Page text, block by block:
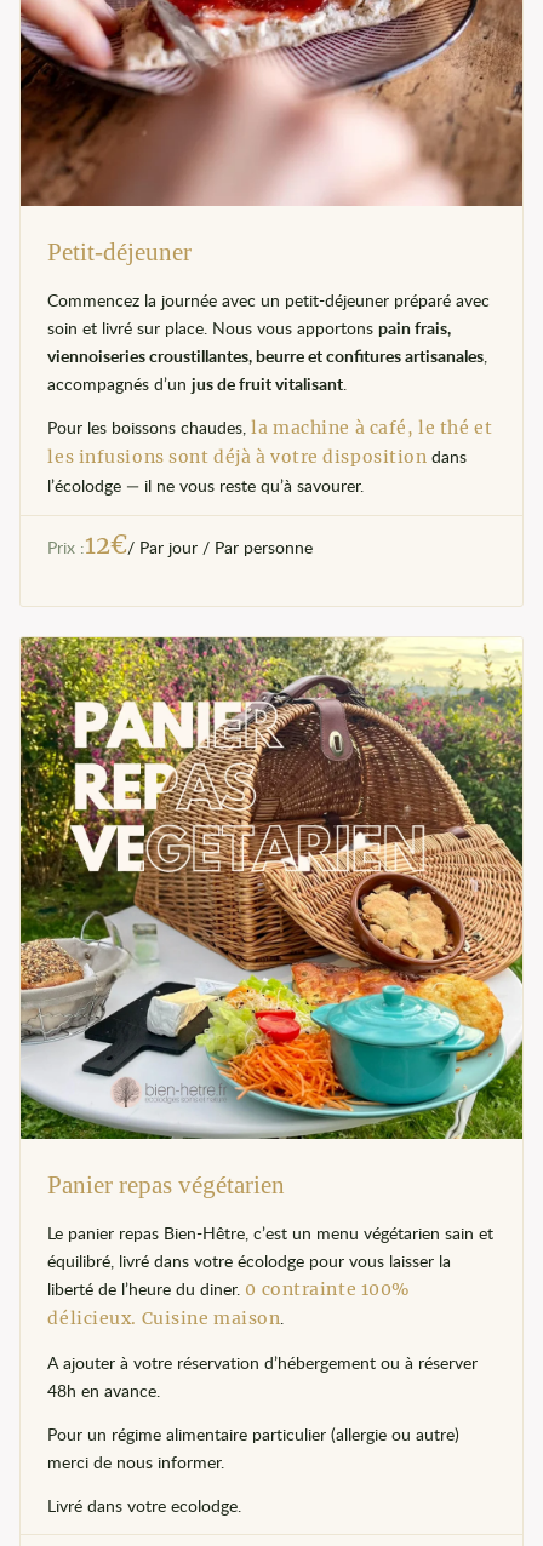
Petit-déjeuner
Commencez la journée avec un petit-déjeuner préparé avec
soin et livré sur place. Nous vous apportonspain frais,
viennoiseries croustillantes, beurre et confitures artisanales,
accompagnés d’unjus de fruit vitalisant.
Pour les boissons chaudes,la machine à café, le thé et
les infusions sont déjà à votre disposition dans
l’écolodge — il ne vous reste qu’à savourer.
Prix :12€/ Par jour / Par personne
Panier repas végétarien
Le panier repas Bien-Hêtre, c’est un menu végétarien sain et
équilibré, livré dans votre écolodge pour vous laisser la
liberté de l’heure du diner. 0 contrainte 100%
délicieux. Cuisine maison.
A ajouter à votre réservation d’hébergement ou à réserver
48h en avance.
Pour un régime alimentaire particulier (allergie ou autre)
merci de nous informer.
Livré dans votre ecolodge.